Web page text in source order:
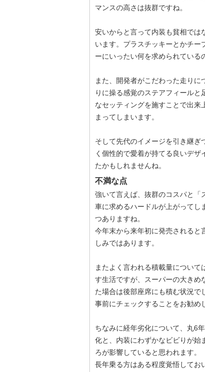
マンスの高さは抜群ですね。
安いからと言って内装も貧相では
います。プラスチッキーとかチー
ーにいったい何を求められている
また、開発者がこだわった走り
りに操る感覚のステアフィール
なセッティングを施すことで出来
まってしまいます。
そして先代のイメージを引き継ぎ
く個性的で愛着が持てる良いデ
たかもしれませんね。
不満な点
強いて言えば、抜群のコスパと「
車に求めるハードルが上がってし
つありますね。
今年末から来年初に発売されると
しみではあります。
またよく言われる積載量につい
す生活ですが、スーパーの大きめ
た場合は後部座席にも積む状況
事前にチェックすることをお勧め
ちなみに経年劣化について、丸6
化と、内装にわずかなビビりが始
ろが影響していると思われます。
長年乗る方はある程度覚悟してお